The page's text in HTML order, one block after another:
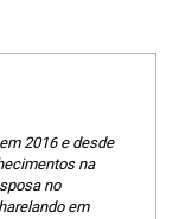
2016 e desde
na
no
em